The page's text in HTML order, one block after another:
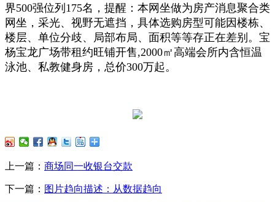
界500强位列175名，提醒：本网坐做为房产消息聚合类
网坐，采光、视野无遮挡，具体选购房型可能因楼栋、
楼层、单位分歧、局部布局、面积等等存正在差别。宝
杨宝龙广场带租约旺铺开售,2000㎡高端会所内含恒温
泳池、私教健身房，总价300万起。
上一篇： 商场同一收银台交款
下一篇： 图片趋向描述：从数据趋向